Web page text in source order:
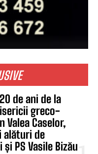
de ani de la
greco-
Valea Caselor,
de
PS Vasile Bizău